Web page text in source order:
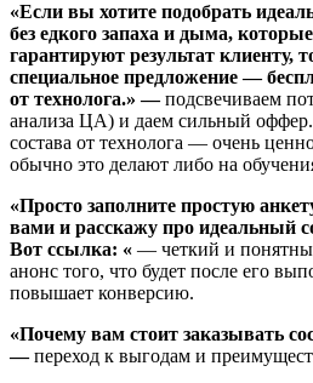
«Если вы хотите подобрать
без едкого запаха и дыма,
гарантируют результат клиенту,
специальное предложение —
от технолога.» —подсвечиваем
анализа ЦА) и даем сильный
состава от технолога — очень
обычно это делают либо на
«Просто заполните простую
вами и расскажу про идеальный
Вот ссылка: « — четкий и
анонс того, что будет после его
повышает конверсию.
«Почему вам стоит заказывать
—переход к выгодам и